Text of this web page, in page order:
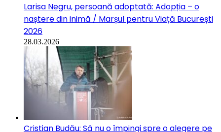
Larisa Negru, persoană adoptată: Adopția – o
naștere din inimă / Marșul pentru Viață București
2026
28.03.2026
Cristian Budău: Să nu o împingi spre o alegere pe